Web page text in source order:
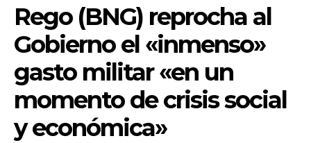
Rego (BNG) reprocha al
Gobierno el «inmenso»
gasto militar «en un
momento de crisis social
y económica»